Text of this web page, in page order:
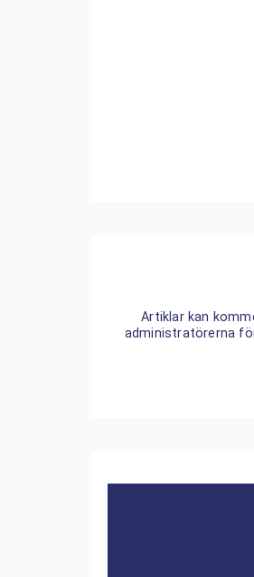
Artiklar kan
administratörerna